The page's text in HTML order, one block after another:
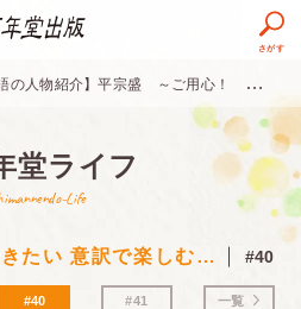
さがす
物紹介】平宗盛 ～ご用心！ いい気になると失敗する
堂ライフ
Life
日本人なら知っておきたい 意訳で楽しむ古典シリーズ #40
#40 #41 一覧